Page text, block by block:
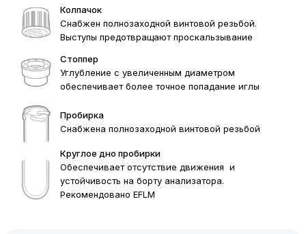
Колпачок
Снабжен полнозаходной винтовой резьбой.
Выступы предотвращают проскальзывание
Стоппер
Углубление с увеличенным диаметром
обеспечивает более точное попадание иглы
Пробирка
Снабжена полнозаходной винтовой резьбой
Круглое дно пробирки
Обеспечивает отсутствие движения и
устойчивость на борту анализатора.
Рекомендовано EFLM